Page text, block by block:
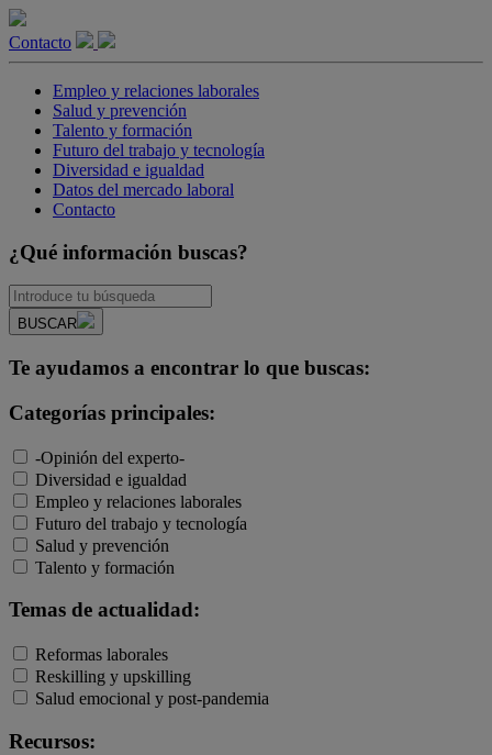
Contacto
Empleo y relaciones laborales
Salud y prevención
Talento y formación
Futuro del trabajo y tecnología
Diversidad e igualdad
Datos del mercado laboral
Contacto
¿Qué información buscas?
BUSCAR
Te ayudamos a encontrar lo que buscas:
Categorías principales:
-Opinión del experto-
Diversidad e igualdad
Empleo y relaciones laborales
Futuro del trabajo y tecnología
Salud y prevención
Talento y formación
Temas de actualidad:
Reformas laborales
Reskilling y upskilling
Salud emocional y post-pandemia
Recursos: